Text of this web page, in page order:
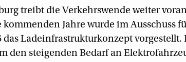
treibt die Verkehrswende weiter
Jahre wurde im Ausschuss
das Ladeinfrastrukturkonzept vorgestellt.
den steigenden Bedarf an